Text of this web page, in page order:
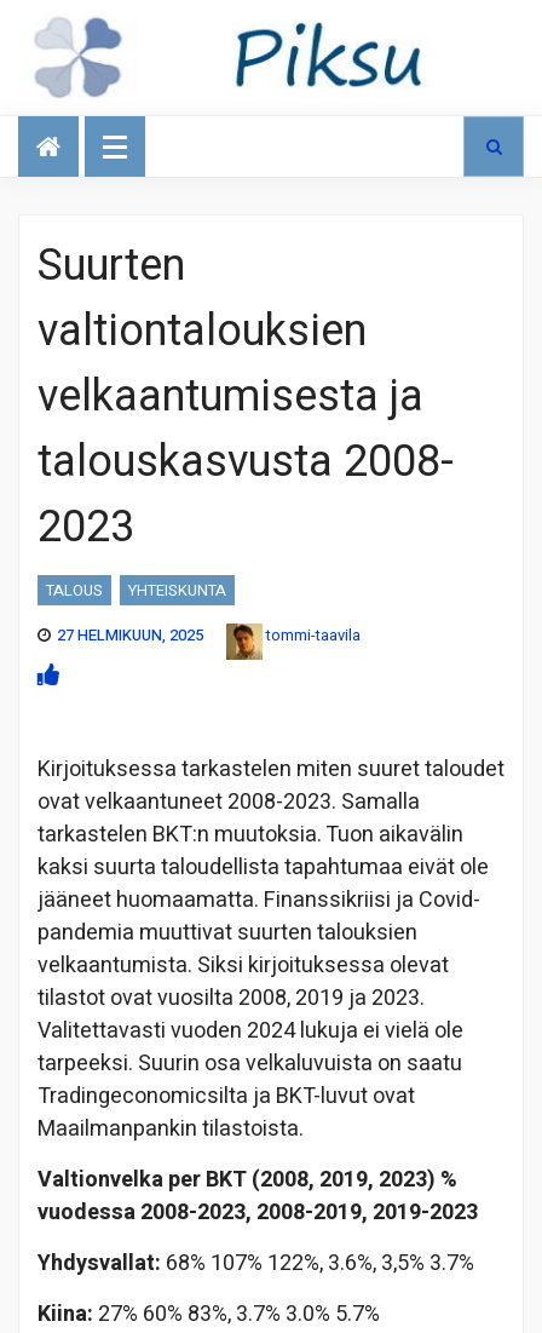
Talous
Suurten
valtiontalouksien
velkaantumisesta ja
talouskasvusta 2008-
2023
TALOUS
YHTEISKUNTA
27 HELMIKUUN, 2025
tommi-taavila
Kirjoituksessa tarkastelen miten suuret taloudet
ovat velkaantuneet 2008-2023. Samalla
tarkastelen BKT:n muutoksia. Tuon aikavälin
kaksi suurta taloudellista tapahtumaa eivät ole
jääneet huomaamatta. Finanssikriisi ja Covid-
pandemia muuttivat suurten talouksien
velkaantumista. Siksi kirjoituksessa olevat
tilastot ovat vuosilta 2008, 2019 ja 2023.
Valitettavasti vuoden 2024 lukuja ei vielä ole
tarpeeksi. Suurin osa velkaluvuista on saatu
Tradingeconomicsilta ja BKT-luvut ovat
Maailmanpankin tilastoista.
Valtionvelka per BKT (2008, 2019, 2023) %
vuodessa 2008-2023, 2008-2019, 2019-2023
Yhdysvallat: 68% 107% 122%, 3.6%, 3,5% 3.7%
Kiina: 27% 60% 83%, 3.7% 3.0% 5.7%